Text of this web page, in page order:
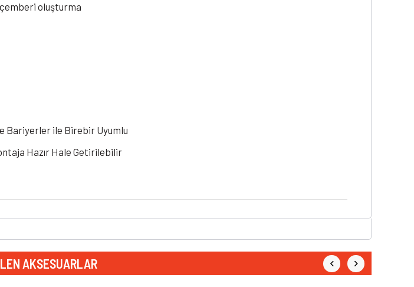
oluşturma
Bariyerler ile Birebir Uyumlu
Hazır Hale Getirilebilir
AKSESUARLAR